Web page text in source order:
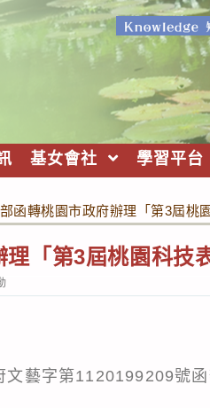
基女會社 學習平台
函轉桃園市政府辦理「第3屆桃
「第3屆桃園科技
藝字第1120199209號函